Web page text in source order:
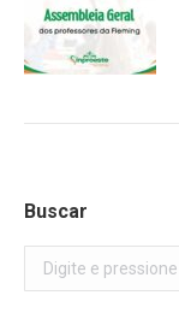
Buscar
Search: